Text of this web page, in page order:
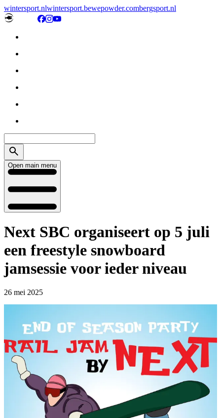
wintersport.nlwintersport.bewepowder.combergsport.nl
Open main menu
Next SBC organiseert op 5 juli
een freestyle snowboard
jamsessie voor ieder niveau
26 mei 2025